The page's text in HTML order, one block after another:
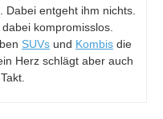
entgeht ihm nichts.
kompromisslos.
SUVs und Kombis die
Herz schlägt aber auch